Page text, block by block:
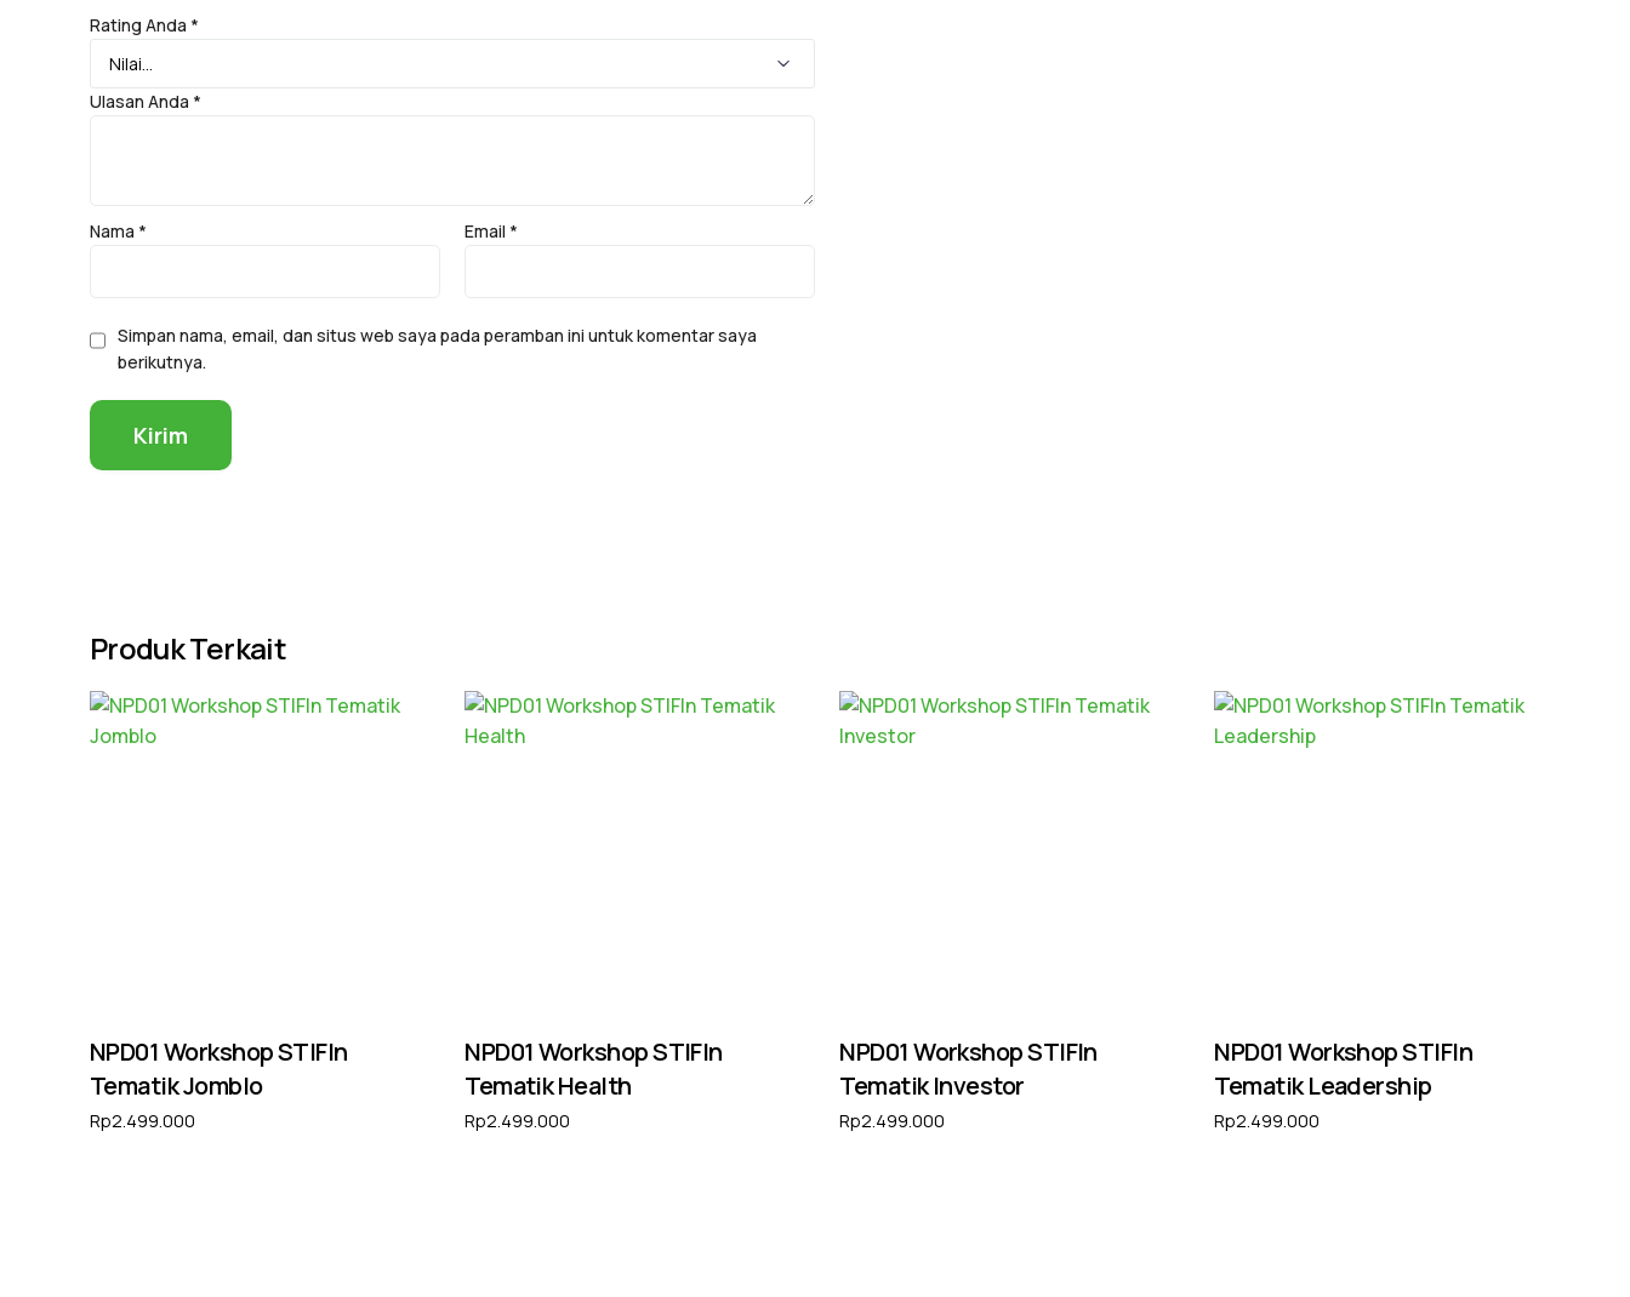
Rating Anda *
Ulasan Anda *
Nama * Email *
Simpan nama, email, dan situs web saya pada peramban ini untuk komentar saya
berikutnya.
Produk Terkait
NPD01 Workshop STIFIn
Tematik Jomblo
Rp2.499.000
NPD01 Workshop STIFIn
Tematik Health
Rp2.499.000
NPD01 Workshop STIFIn
Tematik Investor
Rp2.499.000
NPD01 Workshop STIFIn
Tematik Leadership
Rp2.499.000